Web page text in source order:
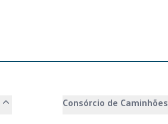
Consórcio de Caminhões